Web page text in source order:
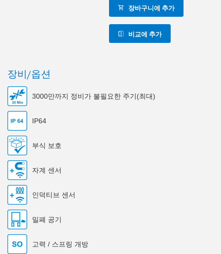
장바구니에 추가
비교에 추가
장비/옵션
3000만까지 정비가 불필요한 주기(최대)
IP64
부식 보호
자계 센서
인덕티브 센서
밀폐 공기
고력 / 스프링 개방